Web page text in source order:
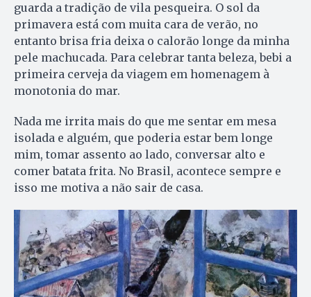
guarda a tradição de vila pesqueira. O sol da
primavera está com muita cara de verão, no
entanto brisa fria deixa o calorão longe da minha
pele machucada. Para celebrar tanta beleza, bebi a
primeira cerveja da viagem em homenagem à
monotonia do mar.
Nada me irrita mais do que me sentar em mesa
isolada e alguém, que poderia estar bem longe
mim, tomar assento ao lado, conversar alto e
comer batata frita. No Brasil, acontece sempre e
isso me motiva a não sair de casa.